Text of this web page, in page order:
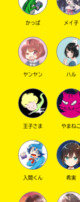
オ
かっぱ メイ子
ヤンヤン ハル
王子さま やまねこ
入間くん 希実